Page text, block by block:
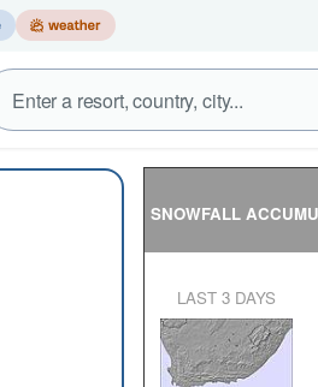
SNOWFALL
LAST 3 DAYS